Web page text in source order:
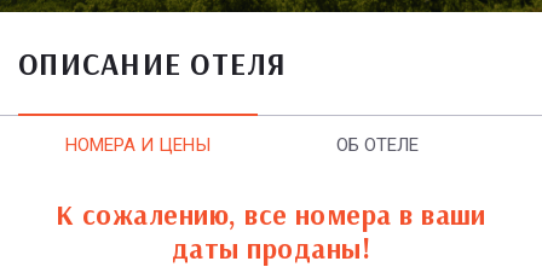
ОПИСАНИЕ ОТЕЛЯ
НОМЕРА И ЦЕНЫ ОБ ОТЕЛЕ
К сожалению, все номера в ваши
даты проданы!